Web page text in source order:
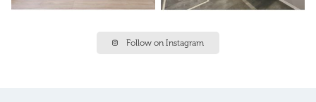
Follow on Instagram